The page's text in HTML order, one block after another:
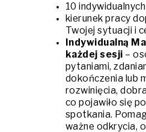
10
kierunek pracy
Twojej sytuacji i
Indywidualną
każdej sesji –
pytaniami,
dokończenia lub
rozwinięcia,
co pojawiło się
spotkania.
ważne odkrycia,